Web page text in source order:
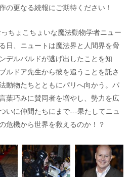
の更なる続報にご期待ください！
ちょこちょいな魔法動物学者ニュー
日、ニュートは魔法界と人間界を脅
デルバルドが逃げ出したことを知
ルドア先生から彼を追うことを託さ
動物たちとともにパリへ向かう。パ
葉巧みに賛同者を増やし、勢力を広
いに仲間たちにまで‐‐‐果たしてニュ
危機から世界を救えるのか！？